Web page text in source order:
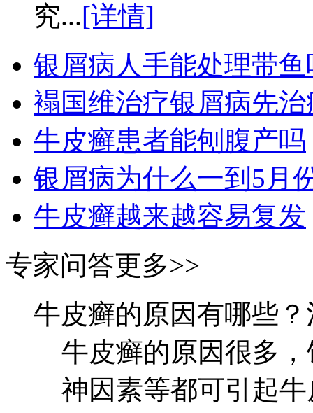
究...[详情]
银屑病人手能处理带鱼
褟国维治疗银屑病先
牛皮癣患者能刨腹产吗
银屑病为什么一到5月
牛皮癣越来越容易复发
专家问答更多>>
牛皮癣的原因有哪些
牛皮癣的原因很多
神因素等都可引起